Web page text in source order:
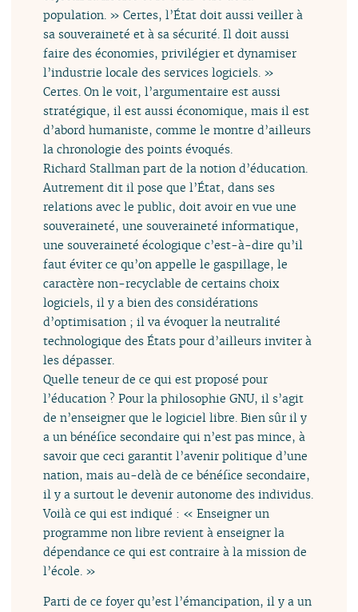
population. » Certes, l’État doit aussi veiller à
sa souveraineté et à sa sécurité. Il doit aussi
faire des économies, privilégier et dynamiser
l’industrie locale des services logiciels. »
Certes. On le voit, l’argumentaire est aussi
stratégique, il est aussi économique, mais il est
d’abord humaniste, comme le montre d’ailleurs
la chronologie des points évoqués.
Richard Stallman part de la notion d’éducation.
Autrement dit il pose que l’État, dans ses
relations avec le public, doit avoir en vue une
souveraineté, une souveraineté informatique,
une souveraineté écologique c’est-à-dire qu’il
faut éviter ce qu’on appelle le gaspillage, le
caractère non-recyclable de certains choix
logiciels, il y a bien des considérations
d’optimisation ; il va évoquer la neutralité
technologique des États pour d’ailleurs inviter à
les dépasser.
Quelle teneur de ce qui est proposé pour
l’éducation ? Pour la philosophie GNU, il s’agit
de n’enseigner que le logiciel libre. Bien sûr il y
a un bénéfice secondaire qui n’est pas mince, à
savoir que ceci garantit l’avenir politique d’une
nation, mais au-delà de ce bénéfice secondaire,
il y a surtout le devenir autonome des individus.
Voilà ce qui est indiqué : « Enseigner un
programme non libre revient à enseigner la
dépendance ce qui est contraire à la mission de
l’école. »
Parti de ce foyer qu’est l’émancipation, il y a un